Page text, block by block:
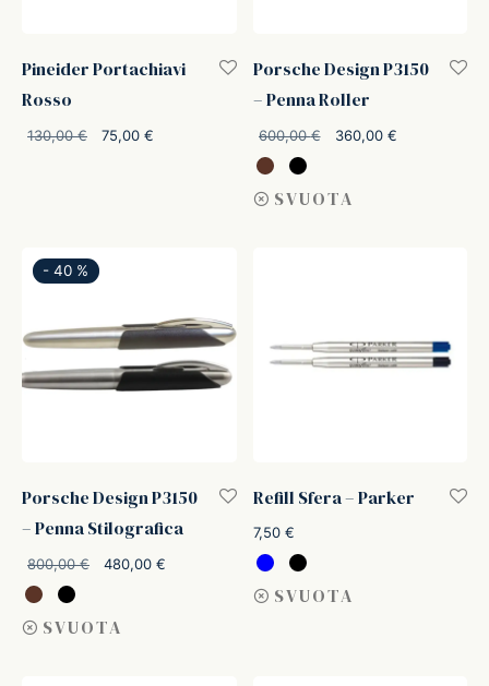
Pineider Portachiavi
Rosso
130,00€
Il prezzo
75,00 €
Porsche Design P3150
– Penna Roller
600,00€
Il prezzo
360,00 €
SVUOTA
- 40 %
Porsche Design P3150
– Penna Stilografica
800,00€
Il prezzo
480,00 €
attuale è:
SVUOTA
Refill Sfera – Parker
7,50 €
SVUOTA